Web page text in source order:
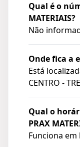
Qual é o
MATERIAIS?
Não
Onde fica a
Está
CENTRO -
Qual o
PRAX
Funciona